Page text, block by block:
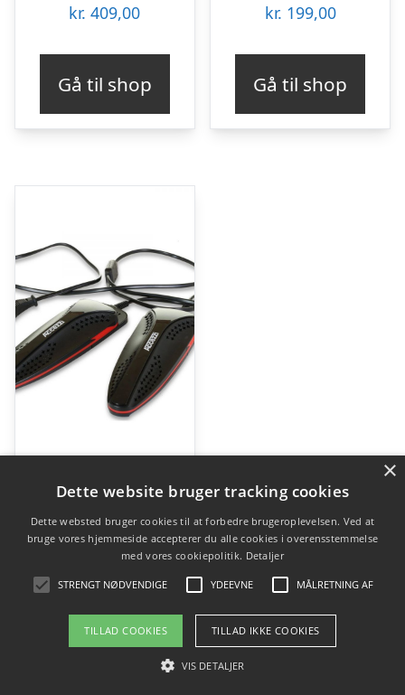
kr. 409,00
Gå til shop
kr. 199,00
Gå til shop
kr.199,00
×
Dette website bruger tracking cookies
Dette websted bruger cookies til at forbedre brugeroplevelsen. Ved at
bruge vores hjemmeside accepterer du alle cookies i overensstemmelse
med vores cookiepolitik. Detaljer
STRENGT NØDVENDIGE YDEEVNE MÅLRETNING AF
TILLAD COOKIES TILLAD IKKE COOKIES
VIS DETALJER